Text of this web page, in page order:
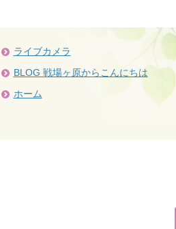
ライブカメラ
BLOG 戦場ヶ原からこんにちは
ホーム